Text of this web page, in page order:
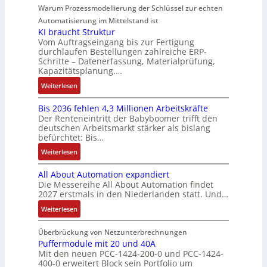
r
e
E
n
t
w
i
c
k
l
u
n
g
u
:
P
o
s
i
t
i
v
e
M
o
m
e
n
t
a
u
f
n
a
h
m
gd
b
o
t
i
k
o
n
i
n
F
a
n
u
c
C
N
C
-
S
y
s
t
e
m
e
n
i
k
-
G
e
s
c
h
ä
f
t
s
f
h
r
e
r
u
m
V
t
S
y
s
t
è
m
e
s
:
Q
2
-
E
r
g
e
b
n
i
s
s
e
e
u
e
r
V
e
r
t
r
i
e
b
s
-
u
n
d
M
a
r
k
e
t
Warum Prozessmodellierung der Schlüssel zur echten
Automatisierung im Mittelstand ist
KI braucht Struktur
Vom Auftragseingang bis zur Fertigung
durchlaufen Bestellungen zahlreiche ERP-
Schritte – Datenerfassung, Materialprüfung,
Kapazitätsplanung.…
Weiterlesen:
K
I
b
r
a
u
c
h
t
S
t
r
u
k
t
Bis 2036 fehlen 4,3 Millionen Arbeitskräfte
Der Renteneintritt der Babyboomer trifft den
deutschen Arbeitsmarkt stärker als bislang
befürchtet: Bis…
Weiterlesen:
B
i
s
2
0
3
6
f
e
h
All About Automation expandiert
Die Messereihe All About Automation findet
2027 erstmals in den Niederlanden statt. Und…
Weiterlesen:
A
l
l
A
b
Überbrückung von Netzunterbrechnungen
Puffermodule mit 20 und 40A
Mit den neuen PCC-1424-200-0 und PCC-1424-
400-0 erweitert Block sein Portfolio um